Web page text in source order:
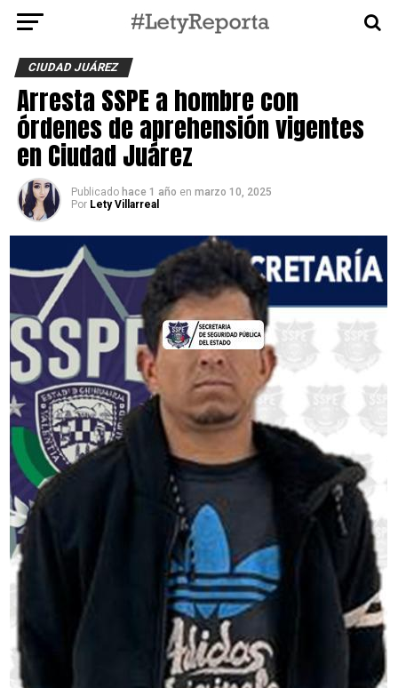
CIUDAD JUÁREZ
Arresta SSPE a hombre con
órdenes de aprehensión vigentes
en Ciudad Juárez
Publicado hace 1 año en marzo 10, 2025
Por Lety Villarreal